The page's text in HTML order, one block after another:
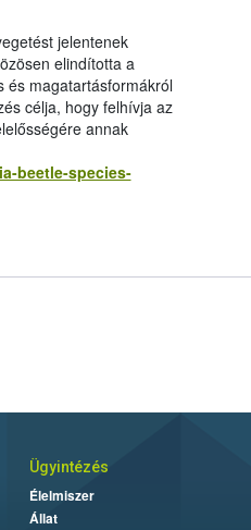
jelentenek
elindította a
és magatartásformákról
célja, hogy felhívja az
annak
beetle-species-
Ügyintézés
Élelmiszer
Állat